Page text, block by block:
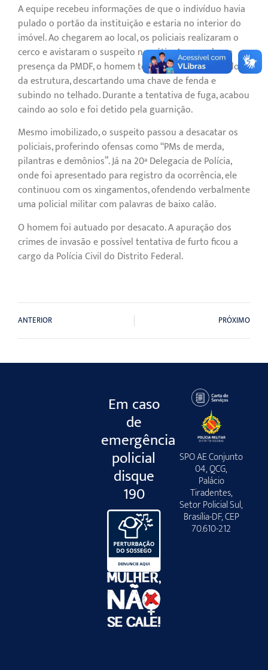
A equipe recebeu informações de que o indivíduo havia
pulado o portão da instituição e estaria no interior do
imóvel. Ao chegarem ao local, os policiais realizaram o
cerco e avistaram o suspeito no pátio. Ao perceber a
presença da PMDF, o homem tentou fugir pelos fundos
da estrutura, descartando uma chave de fenda e
subindo no telhado. Durante a tentativa de fuga, acabou
caindo ao solo e foi detido pela guarnição.
Mesmo imobilizado, o suspeito passou a desacatar os
policiais, proferindo ofensas como “PMs de merda,
pilantras e demônios”. Já na 20ª Delegacia de Polícia,
onde foi apresentado para registro da ocorrência, ele
continuou com os xingamentos, ofendendo verbalmente
uma policial militar com palavras de baixo calão.
O homem foi autuado por desacato. A apuração dos
crimes de invasão e possível tentativa de furto ficou a
cargo da Polícia Civil do Distrito Federal.
ANTERIOR PRÓXIMO
Em caso
de
emergência
policial
disque
190
SPO AE Conjunto
04, QCG,
Palácio
Tiradentes,
Setor Policial Sul,
Brasília-DF, CEP
70.610-212